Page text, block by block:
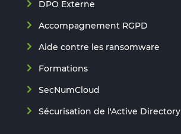
DPO Externe
Accompagnement RGPD
Aide contre les ransomware
Formations
SecNumCloud
Sécurisation de l'Active Directory